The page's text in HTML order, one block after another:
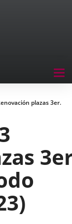
plazas 3er.